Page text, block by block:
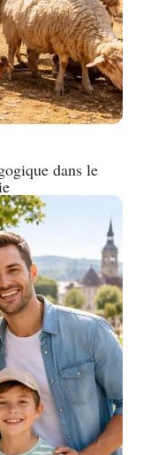
dans le